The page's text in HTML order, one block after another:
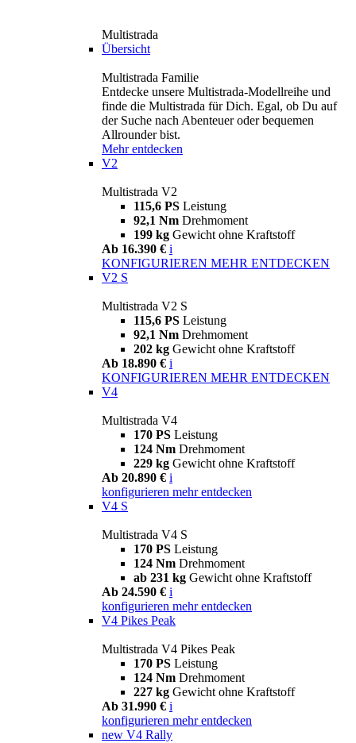
Multistrada
Übersicht
Multistrada Familie
Entdecke unsere Multistrada-Modellreihe und
finde die Multistrada für Dich. Egal, ob Du auf
der Suche nach Abenteuer oder bequemen
Allrounder bist.
Mehr entdecken
V2
Multistrada V2
115,6 PS Leistung
92,1 Nm Drehmoment
199 kg Gewicht ohne Kraftstoff
Ab 16.390 € i
KONFIGURIEREN MEHR ENTDECKEN
V2 S
Multistrada V2 S
115,6 PS Leistung
92,1 Nm Drehmoment
202 kg Gewicht ohne Kraftstoff
Ab 18.890 € i
KONFIGURIEREN MEHR ENTDECKEN
V4
Multistrada V4
170 PS Leistung
124 Nm Drehmoment
229 kg Gewicht ohne Kraftstoff
Ab 20.890 € i
konfigurieren mehr entdecken
V4 S
Multistrada V4 S
170 PS Leistung
124 Nm Drehmoment
ab 231 kg Gewicht ohne Kraftstoff
Ab 24.590 € i
konfigurieren mehr entdecken
V4 Pikes Peak
Multistrada V4 Pikes Peak
170 PS Leistung
124 Nm Drehmoment
227 kg Gewicht ohne Kraftstoff
Ab 31.990 € i
konfigurieren mehr entdecken
new V4 Rally